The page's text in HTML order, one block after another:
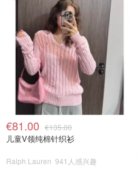
€81.00 €135.00
儿童V领纯棉针织衫
Ralph Lauren 941人感兴趣